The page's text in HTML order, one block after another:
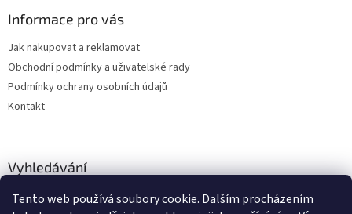
Tento web používá soubory cookie. Dalším procházením
Informace pro vás
Jak nakupovat a reklamovat
Obchodní podmínky a uživatelské rady
Podmínky ochrany osobních údajů
Kontakt
Vyhledávání
HLEDAT